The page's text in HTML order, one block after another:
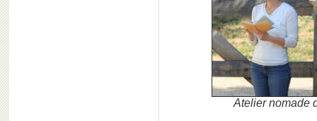
Atelier nomade